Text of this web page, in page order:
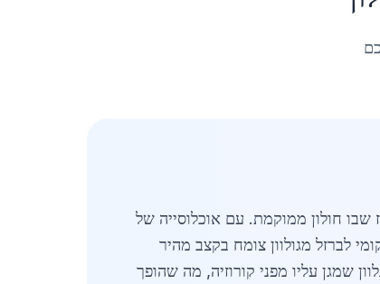
שבו חולון ממוקמת. עם אוכלוסייה של
לברזל מגולוון צומח בקצב מהיר
שמגן עליו מפני קורוזיה, מה שהופך